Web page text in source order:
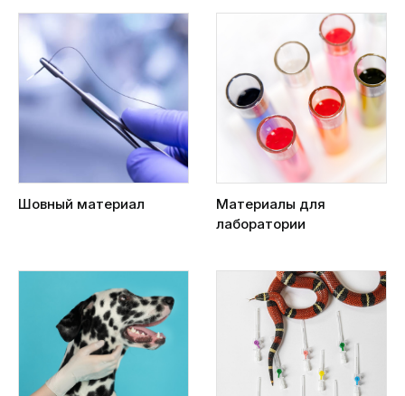
Шовный материал
Материалы для
лаборатории